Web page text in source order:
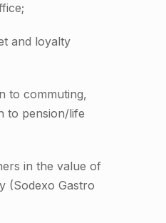
and loyalty
to commuting,
to pension/life
in the value of
(Sodexo Gastro